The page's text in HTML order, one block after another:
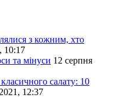
з кожним, хто
10:17
та мінуси 12 серпня
салату: 10
12:37